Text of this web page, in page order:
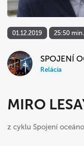
01.12.2019 25:50 min.
SPOJENÍ
Relácia
MIRO
z cyklu Spojení